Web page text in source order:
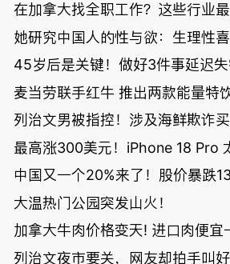
在加拿大找全职工作？这些行业
她研究中国人的性与欲：生理性
45岁后是关键！做好3件事延迟
麦当劳联手红牛 推出两款能量特
列治文男被指控！涉及海鲜欺诈
最高涨300美元！iPhone 18 Pro
中国又一个20%来了！股价暴跌
大温热门公园突发山火！
加拿大牛肉价格变天! 进口肉便宜
列治文夜市要关，网友却拍手叫好